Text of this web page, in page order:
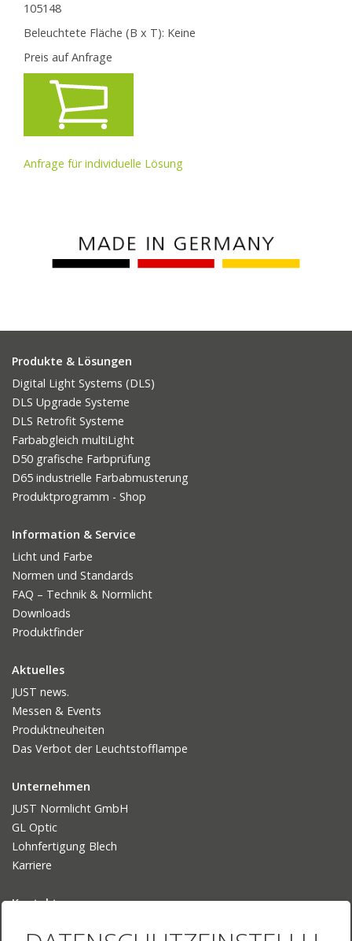
105148
Beleuchtete Fläche (B x T): Keine
Preis auf Anfrage
Anfrage für individuelle Lösung
Produkte & Lösungen
Digital Light Systems (DLS)
DLS Upgrade Systeme
DLS Retrofit Systeme
Farbabgleich multiLight
D50 grafische Farbprüfung
D65 industrielle Farbabmusterung
Produktprogramm - Shop
Information & Service
Licht und Farbe
Normen und Standards
FAQ – Technik & Normlicht
Downloads
Produktfinder
Aktuelles
JUST news.
Messen & Events
Produktneuheiten
Das Verbot der Leuchtstofflampe
Unternehmen
JUST Normlicht GmbH
GL Optic
Lohnfertigung Blech
Karriere
Kontakt